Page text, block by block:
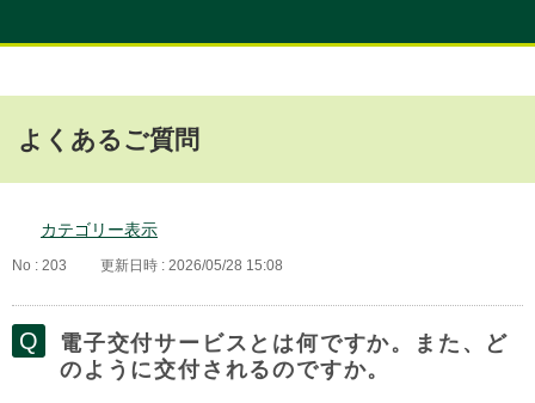
よくあるご質問
カテゴリー表示
No : 203 更新日時 : 2026/05/28 15:08
電子交付サービスとは何ですか。また、ど
のように交付されるのですか。